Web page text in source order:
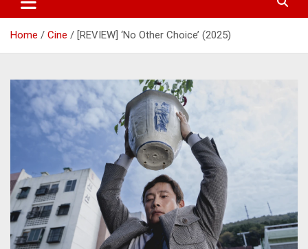
Home Cine [REVIEW] ‘No Other Choice’ (2025)